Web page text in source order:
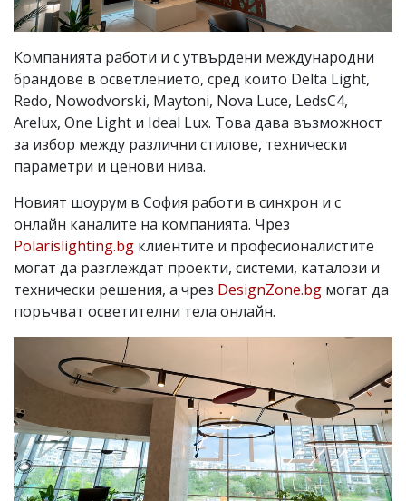
Компанията работи и с утвърдени международни
брандове в осветлението, сред които Delta Light,
Redo, Nowodvorski, Maytoni, Nova Luce, LedsC4,
Arelux, One Light и Ideal Lux. Това дава възможност
за избор между различни стилове, технически
параметри и ценови нива.
Новият шоурум в София работи в синхрон и с
онлайн каналите на компанията. Чрез
Polarislighting.bg клиентите и професионалистите
могат да разглеждат проекти, системи, каталози и
технически решения, а чрез DesignZone.bg могат да
поръчват осветителни тела онлайн.